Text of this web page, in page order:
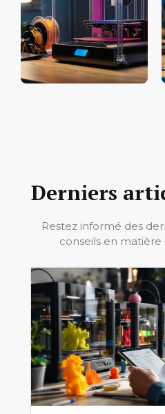
Derniers
Restez informé des
conseils en matière